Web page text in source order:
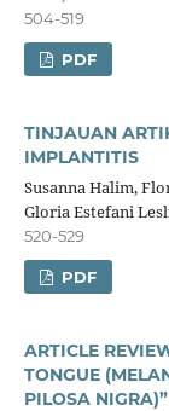
504-519
PDF
TINJAUAN
IMPLANTITIS
Susanna Halim,
Gloria Estefani
520-529
PDF
ARTICLE
TONGUE
PILOSA NIGRA)”